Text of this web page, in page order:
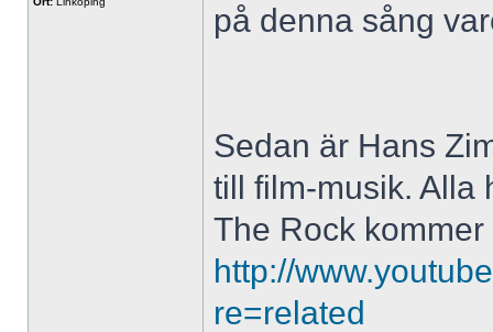
på denna sång
Sedan är Hans
till film-musik. Alla
The Rock
http://
re=related